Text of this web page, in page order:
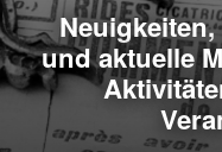
und aktuelle